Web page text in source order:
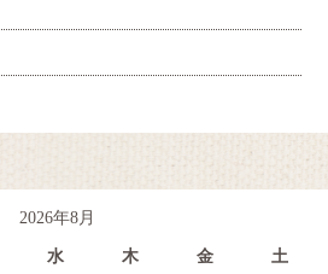
2026年8月
水 木 金 土